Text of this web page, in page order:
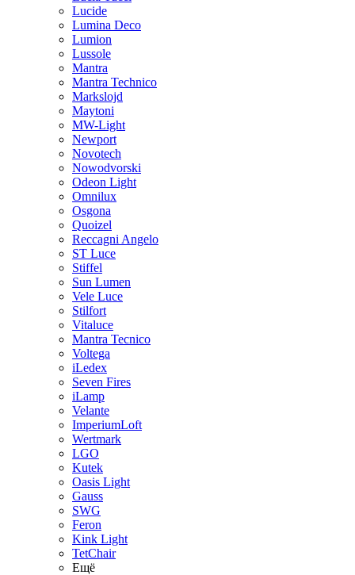
Lucide
Lumina Deco
Lumion
Lussole
Mantra
Mantra Technico
Markslojd
Maytoni
MW-Light
Newport
Novotech
Nowodvorski
Odeon Light
Omnilux
Osgona
Quoizel
Reccagni Angelo
ST Luce
Stiffel
Sun Lumen
Vele Luce
Stilfort
Vitaluce
Mantra Tecnico
Voltega
iLedex
Seven Fires
iLamp
Velante
ImperiumLoft
Wertmark
LGO
Kutek
Oasis Light
Gauss
SWG
Feron
Kink Light
TetСhair
Ещё